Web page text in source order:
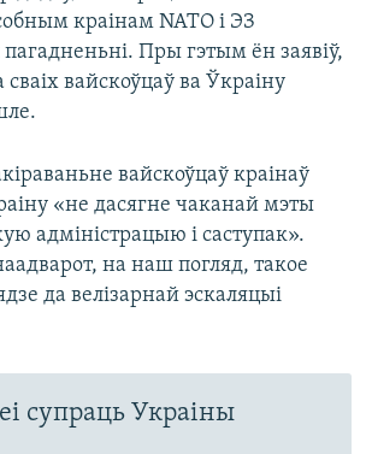
краінам NATO і ЭЗ
пагадненьні. Пры гэтым ён заявіў,
вайскоўцаў ва Ўкраіну
вайскоўцаў краінаў
«не дасягне чаканай мэты
адміністрацыю і саступак».
на наш погляд, такое
да велізарнай эскаляцыі
супраць Украіны